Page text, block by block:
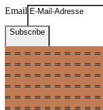
Email
Subscribe